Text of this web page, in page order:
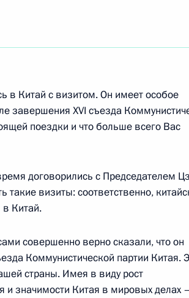
агентству Синьхуа
Ти-Ви»
Безопасности
в Китай с визитом. Он имеет особое
завершения XVI съезда
поездки и что больше всего Вас
договорились с Председателем
визиты: соответственно,
Китай.
совершенно верно сказали, что он
Коммунистической партии Китая.
страны. Имея в виду рост
и значимости Китая в мировых делах